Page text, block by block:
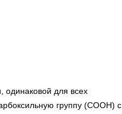
одинаковой для всех
группу (СООН) с